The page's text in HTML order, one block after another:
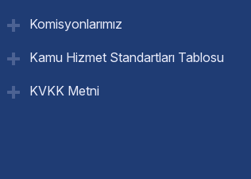
Komisyonlarımız
Kamu Hizmet Standartları Tablosu
KVKK Metni